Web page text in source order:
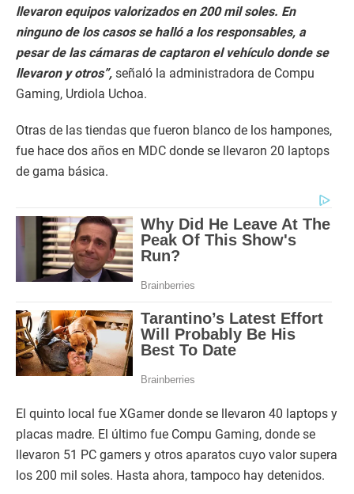
llevaron equipos valorizados en 200 mil soles. En
ninguno de los casos se halló a los responsables, a
pesar de las cámaras de captaron el vehículo donde se
llevaron y otros”, señaló la administradora de Compu
Gaming, Urdiola Uchoa.
Otras de las tiendas que fueron blanco de los hampones,
fue hace dos años en MDC donde se llevaron 20 laptops
de gama básica.
El quinto local fue XGamer donde se llevaron 40 laptops y
placas madre. El último fue Compu Gaming, donde se
llevaron 51 PC gamers y otros aparatos cuyo valor supera
los 200 mil soles. Hasta ahora, tampoco hay detenidos.